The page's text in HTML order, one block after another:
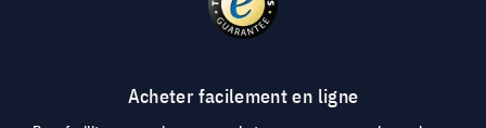
Acheter facilement en ligne